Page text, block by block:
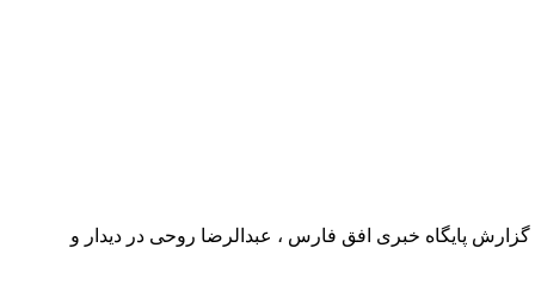
گزارش پایگاه خبری افق فارس ، عبدالرضا روحی در دیدار و